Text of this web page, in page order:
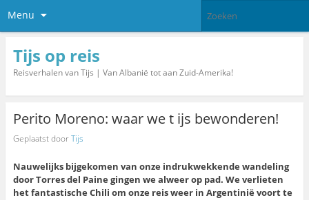
Menu
Tijs op reis
Reisverhalen van Tijs | Van Albanië tot aan Zuid-Amerika!
Perito Moreno: waar we t ijs bewonderen!
Geplaatst doorTijs
Nauwelijks bijgekomen van onze indrukwekkende wandeling
door Torres del Paine gingen we alweer op pad. We verlieten
het fantastische Chili om onze reis weer in Argentinië voort te